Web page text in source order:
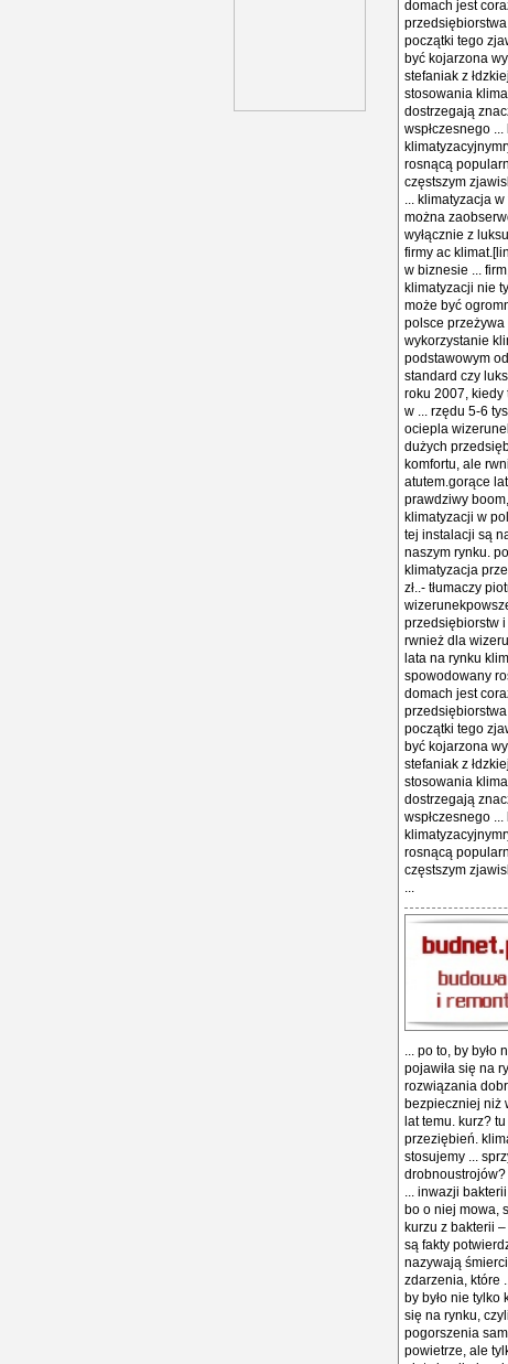
domach jest
początki tego
być kojarzona
stefaniak z
stosowania
dostrzegają
wspłczesnego
rosnącą
częstszym
... klimatyzacja
można
wyłącznie z
firmy ac
w biznesie ...
klimatyzacji nie
może być
polsce
wykorzystanie
podstawowym
standard czy
roku 2007, kiedy
w ... rzędu 5-6
ociepla
dużych
komfortu, ale
atutem.gorące
prawdziwy
klimatyzacji w
tej instalacji są
naszym rynku.
klimatyzacja
zł..- tłumaczy
przedsiębiorstw
rwnież dla
lata na rynku
spowodowany
domach jest
początki tego
być kojarzona
stefaniak z
stosowania
dostrzegają
wspłczesnego
rosnącą
częstszym
...